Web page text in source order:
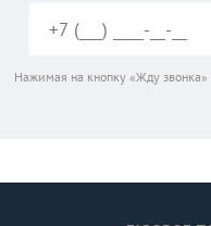
Нажимая на кнопку «Жду звонка»